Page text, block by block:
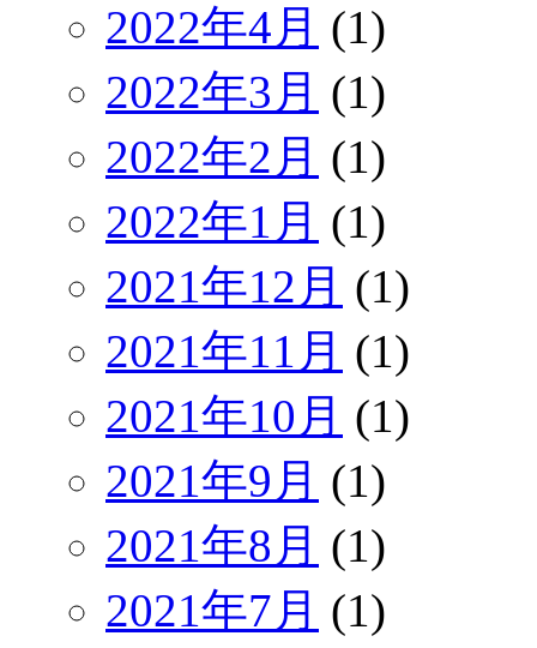
2022年4月 (1)
2022年3月 (1)
2022年2月 (1)
2022年1月 (1)
2021年12月 (1)
2021年11月 (1)
2021年10月 (1)
2021年9月 (1)
2021年8月 (1)
2021年7月 (1)